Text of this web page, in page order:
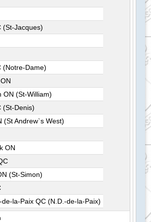
(St-Jacques)
(Notre-Dame)
ON (St-William)
(St-Denis)
(St Andrew`s West)
ON
(St-Simon)
la-Paix QC (N.D.-de-la-Paix)